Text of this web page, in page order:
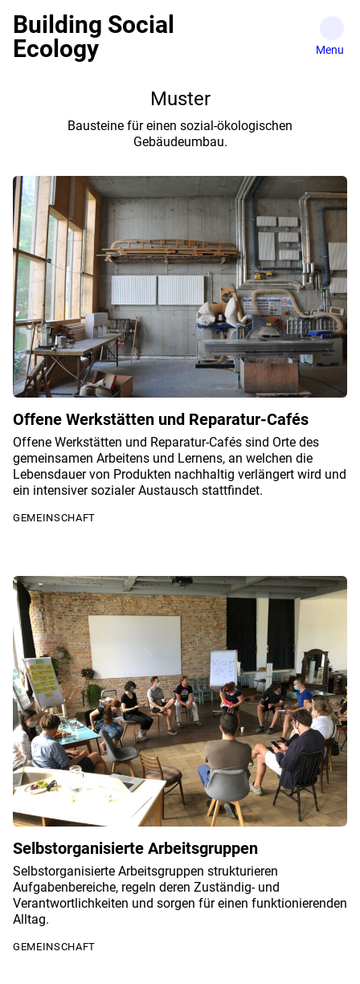
content
Building Social
Ecology
Muster
Bausteine für einen sozial-ökologischen
Gebäudeumbau.
Offene Werkstätten und Reparatur-Cafés
Offene Werkstätten und Reparatur-Cafés sind Orte des
gemeinsamen Arbeitens und Lernens, an welchen die
Lebensdauer von Produkten nachhaltig verlängert wird und
ein intensiver sozialer Austausch stattfindet.
GEMEINSCHAFT
Selbstorganisierte Arbeitsgruppen
Selbstorganisierte Arbeitsgruppen strukturieren
Aufgabenbereiche, regeln deren Zuständig- und
Verantwortlichkeiten und sorgen für einen funktionierenden
Alltag.
GEMEINSCHAFT